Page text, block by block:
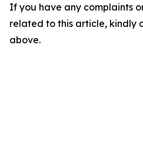
If you have any complaints
related to this article, kindly
above.